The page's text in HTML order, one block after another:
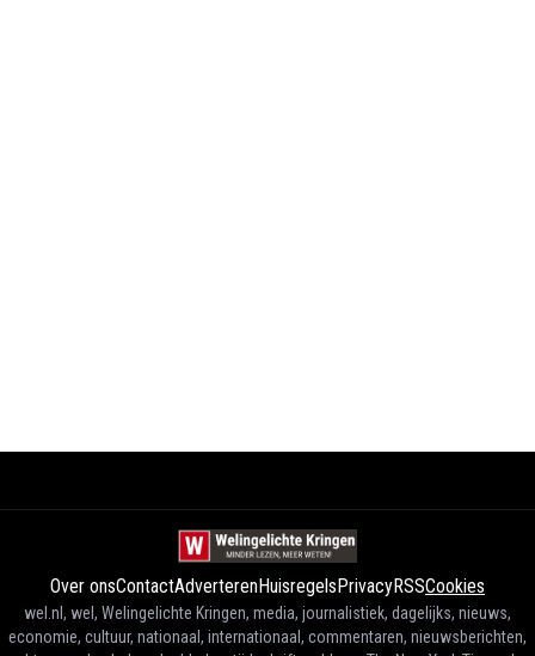
Over onsContactAdverterenHuisregelsPrivacyRSSCookies
wel.nl, wel, Welingelichte Kringen, media, journalistiek, dagelijks, nieuws,
economie, cultuur, nationaal, internationaal, commentaren, nieuwsberichten,